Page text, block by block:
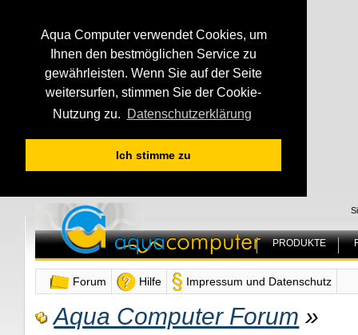
Aqua Computer verwendet Cookies, um
Ihnen den bestmöglichen Service zu
gewährleisten. Wenn Sie auf der Seite
weitersurfen, stimmen Sie der Cookie-
Nutzung zu.
Datenschutzerklärung
Ich stimme zu
PRODUKTE
Forum Hilfe Impressum und Datenschutz
Aqua Computer Forum »